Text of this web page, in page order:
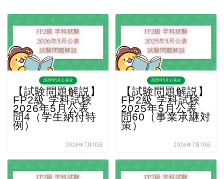
2026年5月公表分
【試験問題解説】
FP2級 学科試験
2026年5月公表
問4（学生納付特
例）
2026年7月10日
2025年5月公表分
【試験問題解説】
FP2級 学科試験
2025年5月公表
問60（事業承継対
策）
2026年7月10日